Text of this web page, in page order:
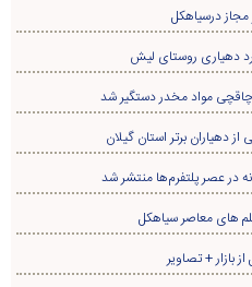
دهیاری روستای لیش
دهیاران برتر استان گیلان
در عصر پلتفرم‌ها منتشر شد
های معاصر سیاهکل
بازار + تصاویر